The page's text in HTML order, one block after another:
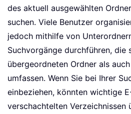
des aktuell ausgewählten
suchen. Viele Benutzer
jedoch mithilfe von
Suchvorgänge durchführen, die
übergeordneten Ordner als
umfassen. Wenn Sie bei Ihrer
einbeziehen, könnten wichtige
verschachtelten Verzeichnissen